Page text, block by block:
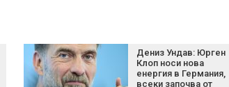
Дениз Ундав: Юрген
Клоп носи нова
енергия в Германия,
всеки започва от
Хороскоп за 7 август
2026 г.: Нови